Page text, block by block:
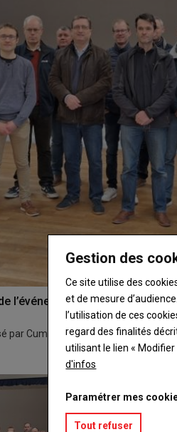
l’événement
par Cuma Ouest, se déroulera le
Gestion des
Ce site utilise des
et de mesure
l’utilisation de ces
regard des finalités
utilisant le lien «
d'infos
Paramétrer mes
Tout refuser